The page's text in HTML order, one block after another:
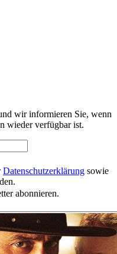
wir informieren Sie, wenn
wieder verfügbar ist.
Datenschutzerklärung sowie
abonnieren.